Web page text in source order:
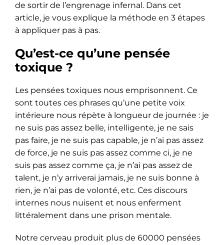
de sortir de l’engrenage infernal. Dans cet
article, je vous explique la méthode en 3 étapes
à appliquer pas à pas.
Qu’est-ce qu’une pensée
toxique ?
Les pensées toxiques nous emprisonnent. Ce
sont toutes ces phrases qu’une petite voix
intérieure nous répète à longueur de journée : je
ne suis pas assez belle, intelligente, je ne sais
pas faire, je ne suis pas capable, je n’ai pas assez
de force, je ne suis pas assez comme ci, je ne
suis pas assez comme ça, je n’ai pas assez de
talent, je n’y arriverai jamais, je ne suis bonne à
rien, je n’ai pas de volonté, etc. Ces discours
internes nous nuisent et nous enferment
littéralement dans une prison mentale.
Notre cerveau produit plus de 60000 pensées